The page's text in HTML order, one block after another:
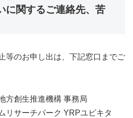
に関するご連絡先、苦
等のお申し出は、下記窓口までご
方創生推進機構 事務局
リサーチパーク YRPユビキタ